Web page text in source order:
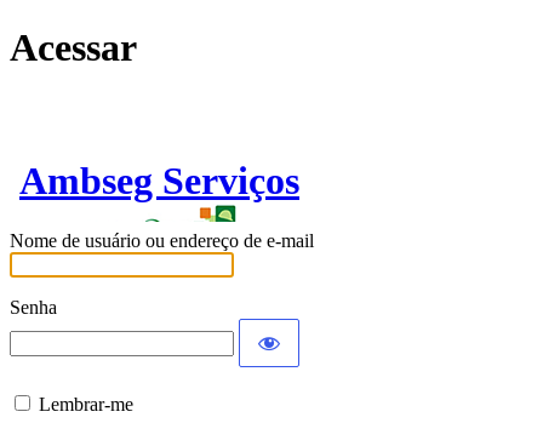
Acessar
Ambseg Serviços
Nome de usuário ou endereço de e-mail
Senha
Lembrar-me